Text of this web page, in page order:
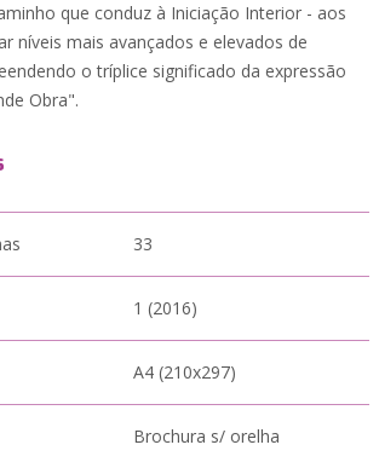
que conduz à Iniciação Interior - aos
níveis mais avançados e elevados de
o tríplice significado da expressão
Obra".
33
1 (2016)
A4 (210x297)
Brochura s/ orelha